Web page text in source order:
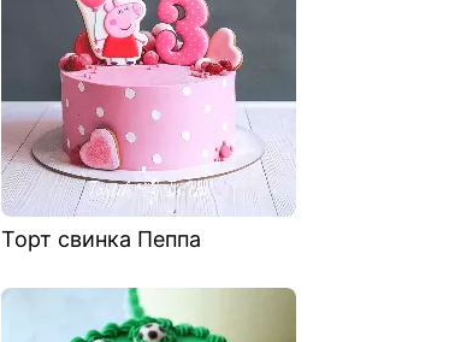
Торт свинка Пеппа